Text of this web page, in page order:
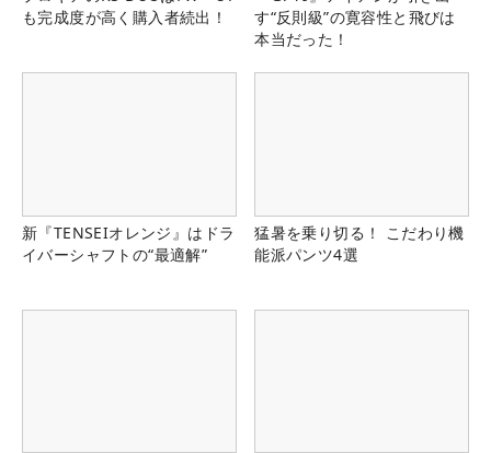
も完成度が高く購入者続出！
す“反則級”の寛容性と飛びは
本当だった！
新『TENSEIオレンジ』はドラ
イバーシャフトの“最適解”
猛暑を乗り切る！ こだわり機
能派パンツ4選